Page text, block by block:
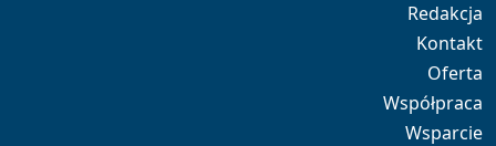
Redakcja
Kontakt
Oferta
Współpraca
Wsparcie